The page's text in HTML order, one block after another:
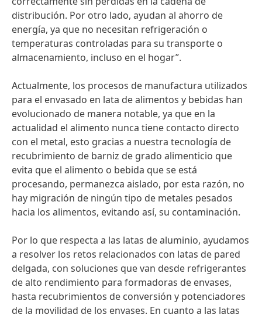
distribución. Por otro lado, ayudan al ahorro de
energía, ya que no necesitan refrigeración o
temperaturas controladas para su transporte o
almacenamiento, incluso en el hogar”.
Actualmente, los procesos de manufactura utilizados
para el envasado en lata de alimentos y bebidas han
evolucionado de manera notable, ya que en la
actualidad el alimento nunca tiene contacto directo
con el metal, esto gracias a nuestra tecnología de
recubrimiento de barniz de grado alimenticio que
evita que el alimento o bebida que se está
procesando, permanezca aislado, por esta razón, no
hay migración de ningún tipo de metales pesados
hacia los alimentos, evitando así, su contaminación.
Por lo que respecta a las latas de aluminio, ayudamos
a resolver los retos relacionados con latas de pared
delgada, con soluciones que van desde refrigerantes
de alto rendimiento para formadoras de envases,
hasta recubrimientos de conversión y potenciadores
de la movilidad de los envases. En cuanto a las latas